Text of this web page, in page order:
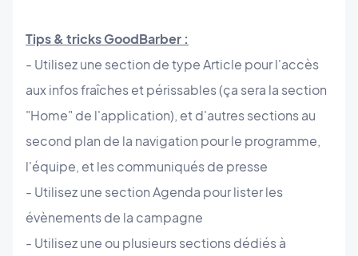
Tips & tricks GoodBarber :
- Utilisez une section de type Article pour l'accès
aux infos fraîches et périssables (ça sera la section
"Home" de l'application), et d'autres sections au
second plan de la navigation pour le programme,
l'équipe, et les communiqués de presse
- Utilisez une section Agenda pour lister les
évènements de la campagne
- Utilisez une ou plusieurs sections dédiés à